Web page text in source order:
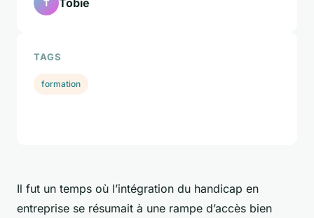
Il fut un temps où l’intégration du handicap en
entreprise se résumait à une rampe d’accès bien
T
TAGS
formation